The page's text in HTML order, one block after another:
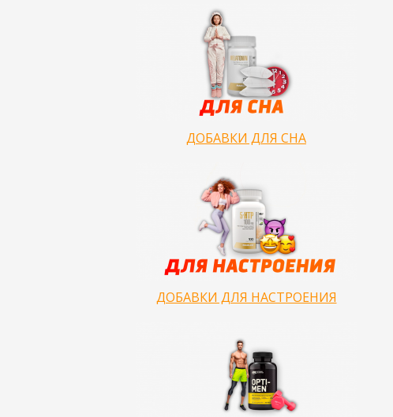
ДОБАВКИ ДЛЯ СНА
ДОБАВКИ ДЛЯ НАСТРОЕНИЯ